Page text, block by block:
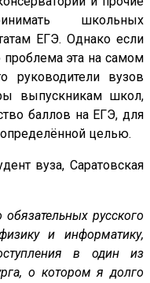
школьных
ЕГЭ. Однако если
проблема эта на самом
руководители вузов
выпускникам школ,
баллов на ЕГЭ, для
целью.
вуза, Саратовская
русского
и информатику,
в один из
о котором я долго